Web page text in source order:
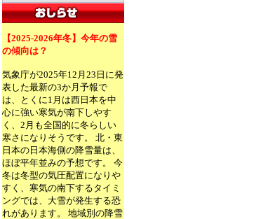
【2025-2026年冬】今年の雪
の傾向は？
気象庁が2025年12月23日に発
表した最新の3か月予報で
は、とくに1月は西日本を中
心に強い寒気が南下しやす
く、2月も全国的に冬らしい
寒さになりそうです。 北・東
日本の日本海側の降雪量は、
ほぼ平年並みの予想です。 今
冬は冬型の気圧配置になりや
すく、寒気の南下するタイミ
ングでは、大雪が発生する恐
れがあります。 地域別の降雪